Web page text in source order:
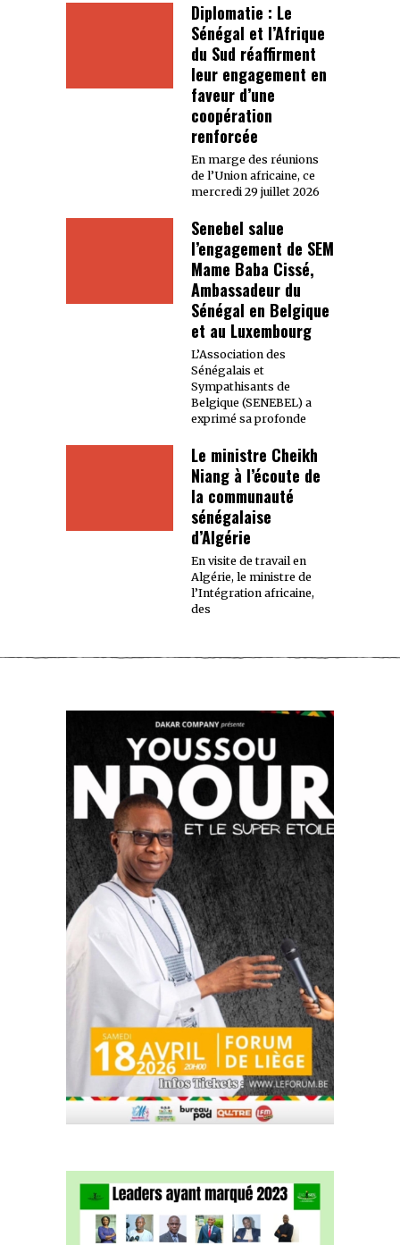
Diplomatie : Le
Sénégal et l’Afrique
du Sud réaffirment
leur engagement en
faveur d’une
coopération
renforcée
En marge des réunions
de l’Union africaine, ce
mercredi 29 juillet 2026
Senebel salue
l’engagement de SEM
Mame Baba Cissé,
Ambassadeur du
Sénégal en Belgique
et au Luxembourg
L’Association des
Sénégalais et
Sympathisants de
Belgique (SENEBEL) a
exprimé sa profonde
Le ministre Cheikh
Niang à l’écoute de
la communauté
sénégalaise
d’Algérie
En visite de travail en
Algérie, le ministre de
l’Intégration africaine,
des